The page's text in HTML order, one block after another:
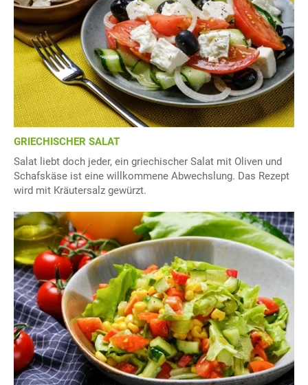
GRIECHISCHER SALAT
Salat liebt doch jeder, ein griechischer Salat mit Oliven und
Schafskäse ist eine willkommene Abwechslung. Das Rezept
wird mit Kräutersalz gewürzt.